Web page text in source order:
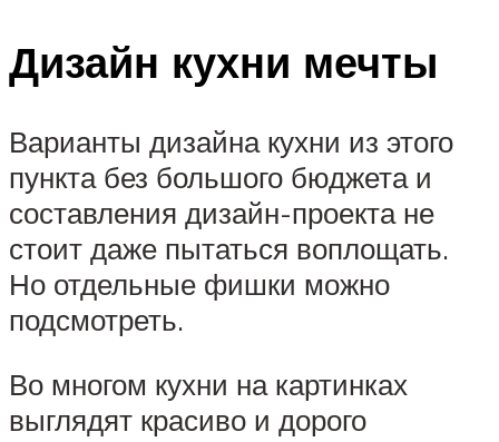
Дизайн кухни мечты
Варианты дизайна кухни из этого
пункта без большого бюджета и
составления дизайн-проекта не
стоит даже пытаться воплощать.
Но отдельные фишки можно
подсмотреть.
Во многом кухни на картинках
выглядят красиво и дорого